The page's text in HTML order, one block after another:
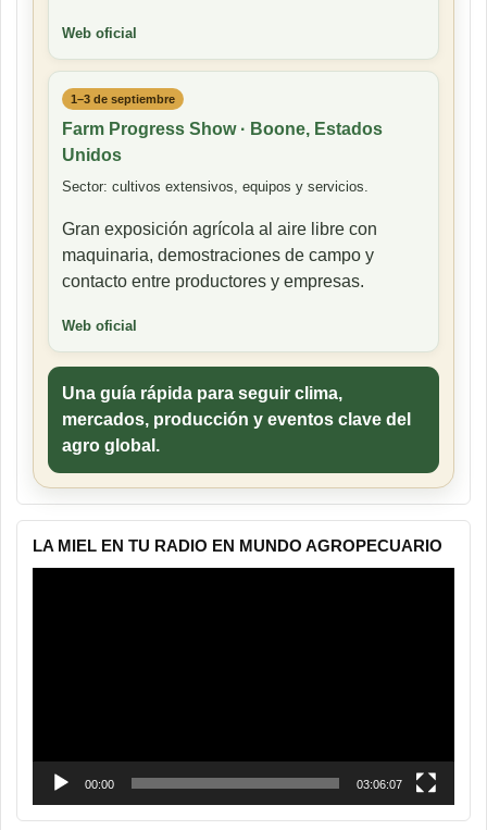
Web oficial
1–3 de septiembre
Farm Progress Show · Boone, Estados
Unidos
Sector: cultivos extensivos, equipos y servicios.
Gran exposición agrícola al aire libre con
maquinaria, demostraciones de campo y
contacto entre productores y empresas.
Web oficial
Una guía rápida para seguir clima,
mercados, producción y eventos clave del
agro global.
LA MIEL EN TU RADIO EN MUNDO AGROPECUARIO
00:00 03:06:07